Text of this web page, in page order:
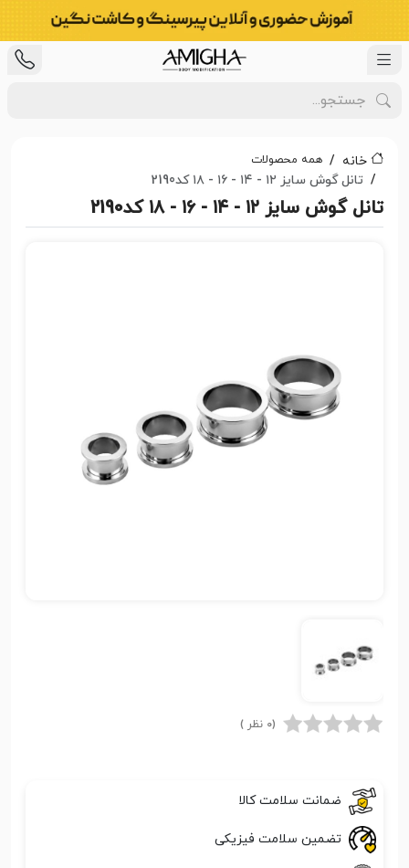
خانه همه محصولات
تانل گوش سایز ۱۲ - ۱۴ - ۱۶ - ۱۸ کد2190
تانل گوش سایز ۱۲ - ۱۴ - ۱۶ - ۱۸ کد2190
(0 نظر )
ضمانت سلامت کالا
تضمین سلامت فیزیکی